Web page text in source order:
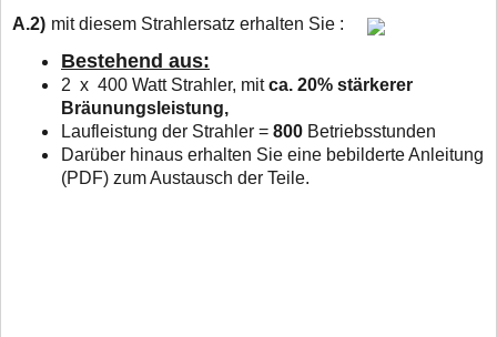
A.2) mit diesem Strahlersatz erhalten Sie :
Bestehend aus:
2 x 400 Watt Strahler, mitca. 20% stärkerer
Bräunungsleistung,
Laufleistung der Strahler = 800 Betriebsstunden
Darüber hinaus erhalten Sie eine bebilderte Anleitung
(PDF) zum Austausch der Teile.